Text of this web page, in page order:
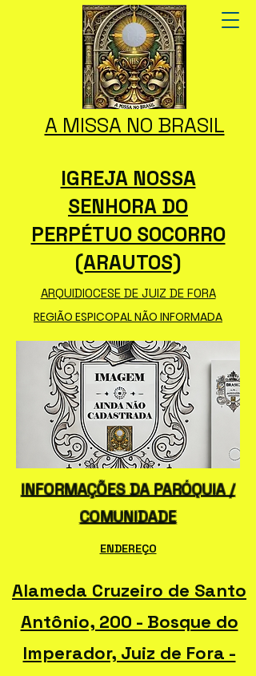
A MISSA NO BRASIL
IGREJA NOSSA
SENHORA DO
PERPÉTUO SOCORRO
(ARAUTOS)
ARQUIDIOCESE DE JUIZ DE FORA
REGIÃO ESPICOPAL NÃO INFORMADA
INFORMAÇÕES DA PARÓQUIA /
COMUNIDADE
ENDEREÇO
Alameda Cruzeiro de Santo
Antônio, 200 - Bosque do
Imperador, Juiz de Fora -